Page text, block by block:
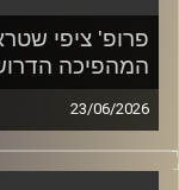
פרופ' ציפי
המהפיכה
23/06/2026
רייכמן ולכלכליסט.